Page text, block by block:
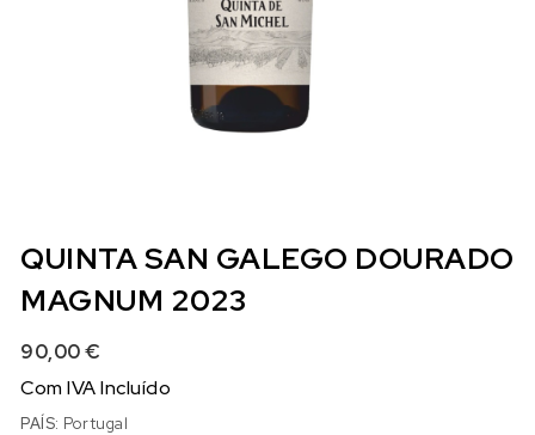
QUINTA SAN GALEGO DOURADO
MAGNUM 2023
90,00€
Com IVA Incluído
PAÍS: Portugal